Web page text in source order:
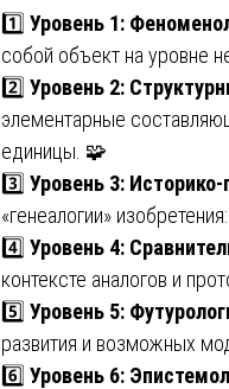
1️⃣ Уровень 1:
собой объект на уровне
2️⃣ Уровень 2:
элементарные
единицы. 🧩
3️⃣ Уровень 3:
«генеалогии»
4️⃣ Уровень 4:
контексте аналогов и
5️⃣ Уровень 5:
развития и возможных
6️⃣ Уровень 6: